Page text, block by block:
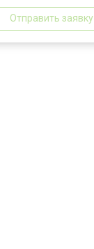
Отправить заявку